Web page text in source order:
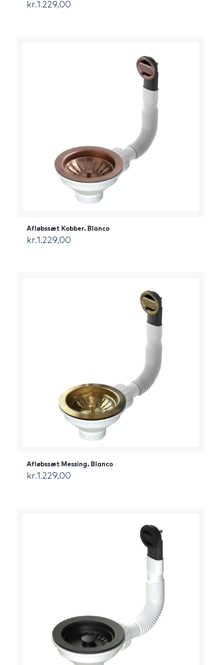
kr.1.229,00
Afløbssæt Kobber. Blanco
kr.1.229,00
Afløbssæt Messing. Blanco
kr.1.229,00